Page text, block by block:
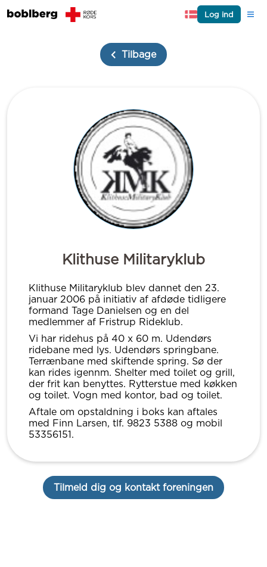
Log ind
Tilbage
Klithuse Militaryklub
Klithuse Militaryklub blev dannet den 23.
januar 2006 på initiativ af afdøde tidligere
formand Tage Danielsen og en del
medlemmer af Fristrup Rideklub.
Vi har ridehus på 40 x 60 m. Udendørs
ridebane med lys. Udendørs springbane.
Terrænbane med skiftende spring. Sø der
kan rides igennm. Shelter med toilet og grill,
der frit kan benyttes. Rytterstue med køkken
og toilet. Vogn med kontor, bad og toilet.
Aftale om opstaldning i boks kan aftales
med Finn Larsen, tlf. 9823 5388 og mobil
53356151.
Tilmeld dig og kontakt foreningen